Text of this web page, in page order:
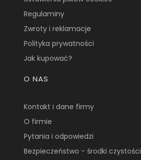
Regulaminy
Zwroty i reklamacje
Polityka prywatności
Jak kupować?
O NAS
Kontakt i dane firmy
O firmie
Pytania i odpowiedzi
Bezpieczeństwo - środki czystości